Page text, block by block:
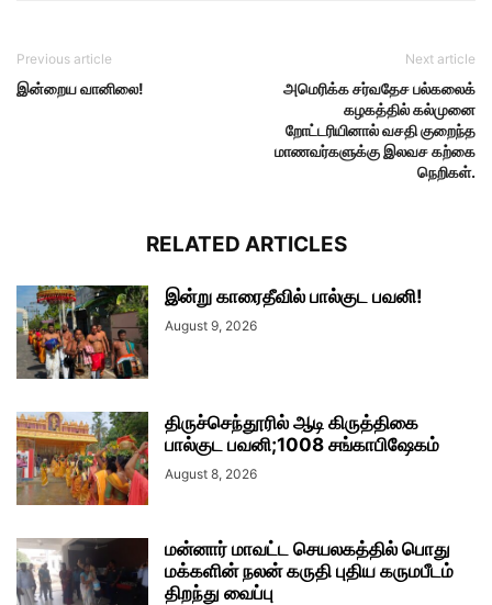
Previous article
இன்றைய வானிலை!
Next article
அமெரிக்க சர்வதேச பல்கலைக்
கழகத்தில் கல்முனை
றோட்டரியினால் வசதி குறைந்த
மாணவர்களுக்கு இலவச கற்கை
நெறிகள்.
RELATED ARTICLES
இன்று காரைதீவில் பால்குட பவனி!
August 9, 2026
திருச்செந்தூரில் ஆடி கிருத்திகை
பால்குட பவனி;1008 சங்காபிஷேகம்
August 8, 2026
மன்னார் மாவட்ட செயலகத்தில் பொது
மக்களின் நலன் கருதி புதிய கருமபீடம்
திறந்து வைப்பு